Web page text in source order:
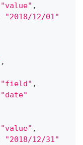
"value" ,
"2018/12/01"
,
"field" ,
"date"
"value" ,
"2018/12/31"